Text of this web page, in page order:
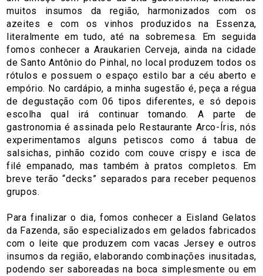
muitos insumos da região, harmonizados com os
azeites e com os vinhos produzidos na Essenza,
literalmente em tudo, até na sobremesa. Em seguida
fomos conhecer a Araukarien Cerveja, ainda na cidade
de Santo Antônio do Pinhal, no local produzem todos os
rótulos e possuem o espaço estilo bar a céu aberto e
empório. No cardápio, a minha sugestão é, peça a régua
de degustação com 06 tipos diferentes, e só depois
escolha qual irá continuar tomando. A parte de
gastronomia é assinada pelo Restaurante Arco-Íris, nós
experimentamos alguns petiscos como á tabua de
salsichas, pinhão cozido com couve crispy e isca de
filé empanado, mas também à pratos completos. Em
breve terão “decks” separados para receber pequenos
grupos.
Para finalizar o dia, fomos conhecer a Eisland Gelatos
da Fazenda, são especializados em gelados fabricados
com o leite que produzem com vacas Jersey e outros
insumos da região, elaborando combinações inusitadas,
podendo ser saboreadas na boca simplesmente ou em